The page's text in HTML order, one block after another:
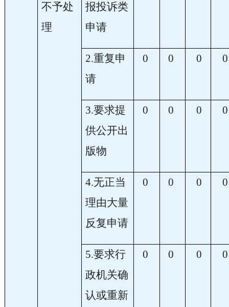
不予处
理
报投诉类
申请
2.重复申
请
0 0 0 0
3.要求提
供公开出
版物
0 0 0 0
4.无正当
理由大量
反复申请
0 0 0 0
5.要求行
政机关确
认或重新
0 0 0 0